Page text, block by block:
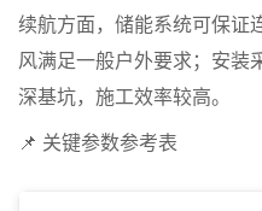
续航方面，储能系统可保证
风满足一般户外要求；安装
深基坑，施工效率较高。
📌 关键参数参考表